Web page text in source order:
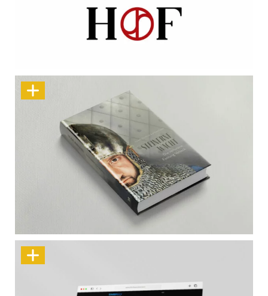
Rundum-Markenauftritt für den Brunnenhof
Mord, Mystik, Mittelalter